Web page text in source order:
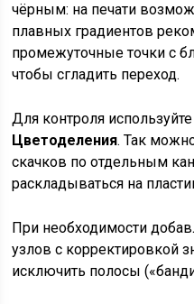
чёрным: на печати
плавных градиентов
промежуточные точки с
чтобы сгладить переход.
Для контроля используйте
Цветоделения. Так
скачков по отдельным
раскладываться на
При необходимости
узлов с корректировкой
исключить полосы